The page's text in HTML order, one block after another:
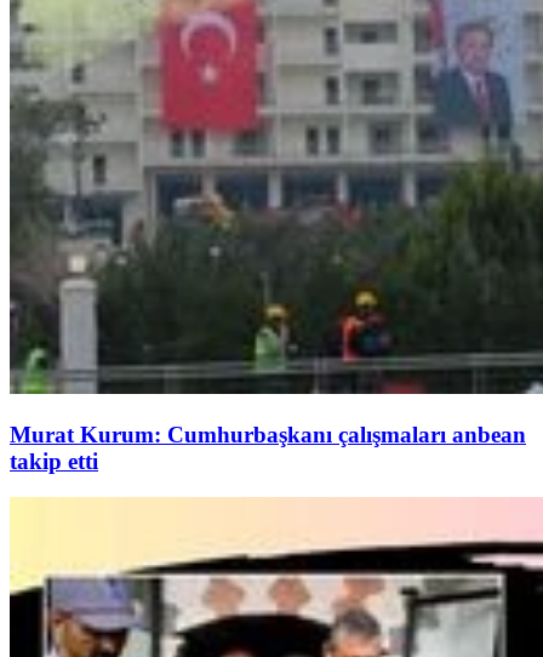
Murat Kurum: Cumhurbaşkanı çalışmaları anbean
takip etti